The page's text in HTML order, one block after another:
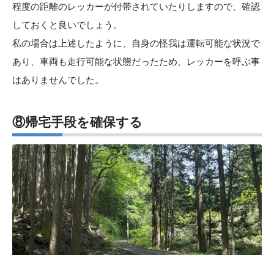
程度の距離のレッカーが付帯されていたりしますので、確認
しておくと良いでしょう。
私の場合は上述したように、自身の怪我は運転可能な状況で
あり、車両も走行可能な状態だったため、レッカーを呼ぶ事
はありませんでした。
⑧帰宅手段を確保する